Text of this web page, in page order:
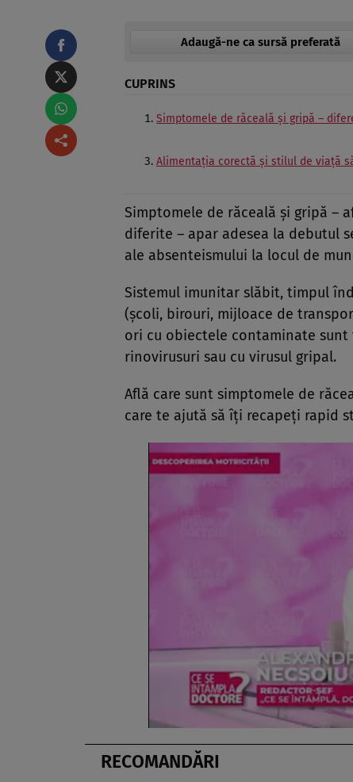
Adaugă-ne ca sursă preferată
CUPRINS
Simptomele de răceală și gripă –
Alimentația corectă și stilul de viață
Simptomele de răceală și gripă –
diferite – apar adesea la debutul
ale absenteismului la locul de
Sistemul imunitar slăbit, timpul
(școli, birouri, mijloace de
ori cu obiectele contaminate
rinovirusuri sau cu virusul gripal.
Află care sunt simptomele de
care te ajută să îți recapeți rapid
RECOMANDĂRI